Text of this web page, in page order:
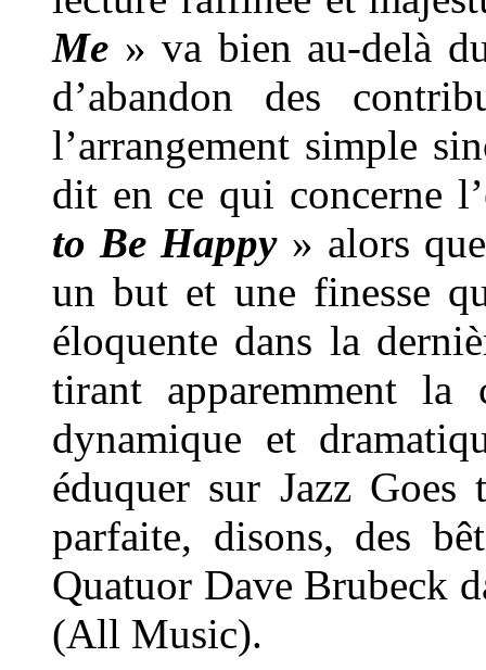
Me » va bien au-delà
d’abandon des
l’arrangement simple
dit en ce qui concerne
to Be Happy» alors
un but et une finesse
éloquente dans la
tirant apparemment la
dynamique et
éduquer sur Jazz Goes
parfaite, disons, des
Quatuor Dave Brubeck
(All Music).